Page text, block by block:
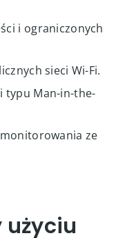
i ograniczonych
sieci Wi-Fi.
typu Man-in-the-
ze
użyciu